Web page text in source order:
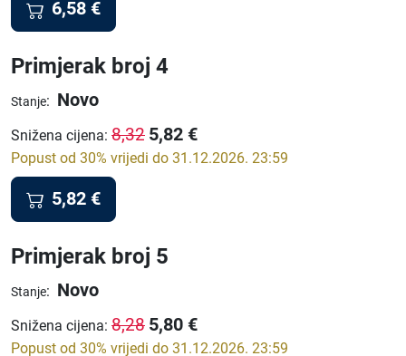
6,58 €
Primjerak broj 4
Stanje: Novo
Snižena cijena: 8,32 5,82 €
Popust od 30% vrijedi do 31.12.2026. 23:59
5,82 €
Primjerak broj 5
Stanje: Novo
Snižena cijena: 8,28 5,80 €
Popust od 30% vrijedi do 31.12.2026. 23:59